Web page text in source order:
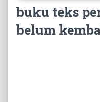
buku teks
belum